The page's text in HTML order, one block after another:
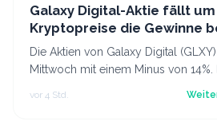
Galaxy Digital-Aktie fällt um
Kryptopreise die Gewinne
Die Aktien von Galaxy Digital
Mittwoch mit einem Minus von 14%.
vor 4 Std.